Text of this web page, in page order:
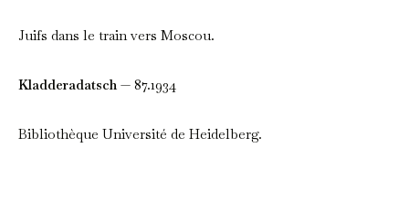
Juifs dans le train vers Moscou.
Kladderadatsch — 87.1934
Bibliothèque Université de Heidelberg.